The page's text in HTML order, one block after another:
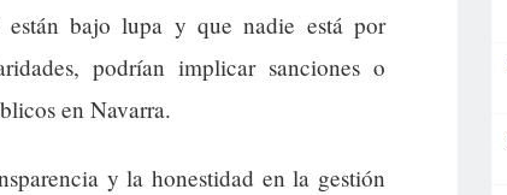
están bajo lupa y que nadie está por
podrían implicar sanciones o
en Navarra.
y la honestidad en la gestión